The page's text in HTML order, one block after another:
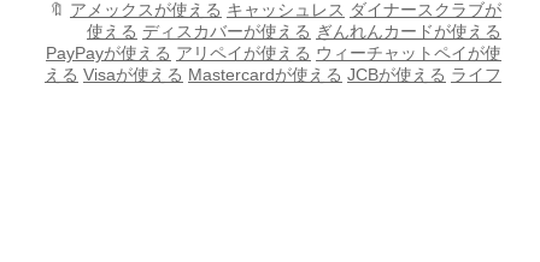
アメックスが使える キャッシュレス ダイナースクラブが
使える ディスカバーが使える ぎんれんカードが使える
PayPayが使える アリペイが使える ウィーチャットペイが使
える Visaが使える Mastercardが使える JCBが使える ライフ